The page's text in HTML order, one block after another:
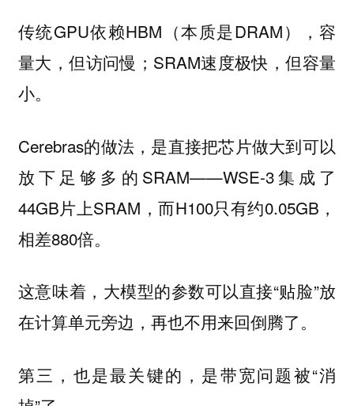
传统GPU依赖HBM（本质是DRAM），容
量大，但访问慢；SRAM速度极快，但容量
小。
Cerebras的做法，是直接把芯片做大到可以
放下足够多的SRAM——WSE-3集成了
44GB片上SRAM，而H100只有约0.05GB，
相差880倍。
这意味着，大模型的参数可以直接“贴脸”放
在计算单元旁边，再也不用来回倒腾了。
第三，也是最关键的，是带宽问题被“消